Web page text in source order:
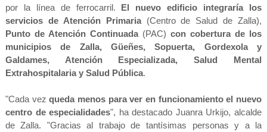
por la línea de ferrocarril. El nuevo edificio integraría los
servicios de Atención Primaria (Centro de Salud de Zalla),
Punto de Atención Continuada(PAC)con cobertura de los
municipiosde Zalla, Güeñes, Sopuerta, Gordexola y
Galdames, Atención Especializada, Salud Mental
Extrahospitalaria y Salud Pública.
"Cada vezqueda menos para ver en funcionamiento el nuevo
centro deespecialidades", ha destacado Juanra Urkijo, alcalde
de Zalla. "Gracias al trabajo de tantísimas personas y a la